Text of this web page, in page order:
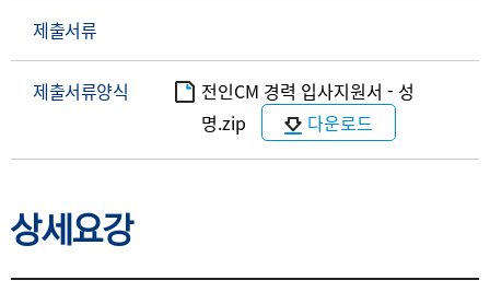
제출서류
제출서류양식
전인CM 경력 입사지원서 - 성
명.zip
다운로드
상세요강